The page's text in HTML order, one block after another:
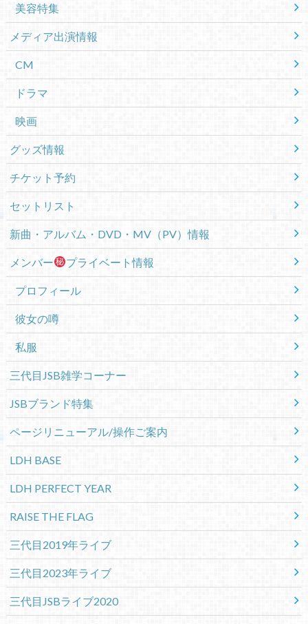
美容特集
メディア出演情報
CM
ドラマ
映画
グッズ情報
チケット予約
セットリスト
新曲・アルバム・DVD・MV（PV）情報
メンバー プライベート情報
プロフィール
彼女の噂
私服
三代目JSB雑学コーナー
JSBブランド特集
ページリニューアル/操作ご案内
LDH BASE
LDH PERFECT YEAR
RAISE THE FLAG
三代目2019年ライブ
三代目2023年ライブ
三代目JSBライブ2020